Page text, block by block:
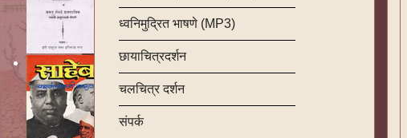
ध्वनिमुद्रित भाषणे (MP3)
छायाचित्रदर्शन
चलचित्र दर्शन
संपर्क